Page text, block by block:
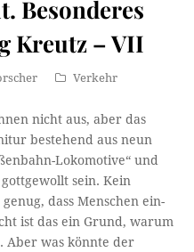
Besonderes
Kreutz – VII
Verkehr
nicht aus, aber das
bestehend aus neun
Lokomotive“ und
sein. Kein
dass Menschen ein-
ist das ein Grund, warum
Aber was könnte der